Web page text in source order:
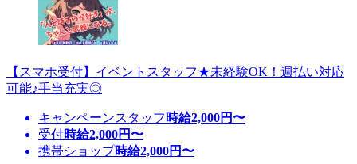
【スマホ受付】イベントスタッフ★未経験OK！週払い対応
可能♪手当充実◎
キャンペーンスタッフ 時給2,000円〜
受付時給2,000円〜
携帯ショップ時給2,000円〜